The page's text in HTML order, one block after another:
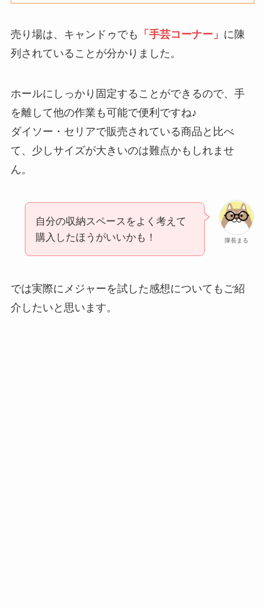
売り場は、キャンドゥでも 「手芸コーナー」 に陳
列されていることが分かりました。
ホールにしっかり固定することができるので、手
を離して他の作業も可能で便利ですね♪
ダイソー・セリアで販売されている商品と比べ
て、少しサイズが大きいのは難点かもしれませ
ん。
隊長まる
自分の収納スペースをよく考えて
購入したほうがいいかも！
では実際にメジャーを試した感想についてもご紹
介したいと思います。